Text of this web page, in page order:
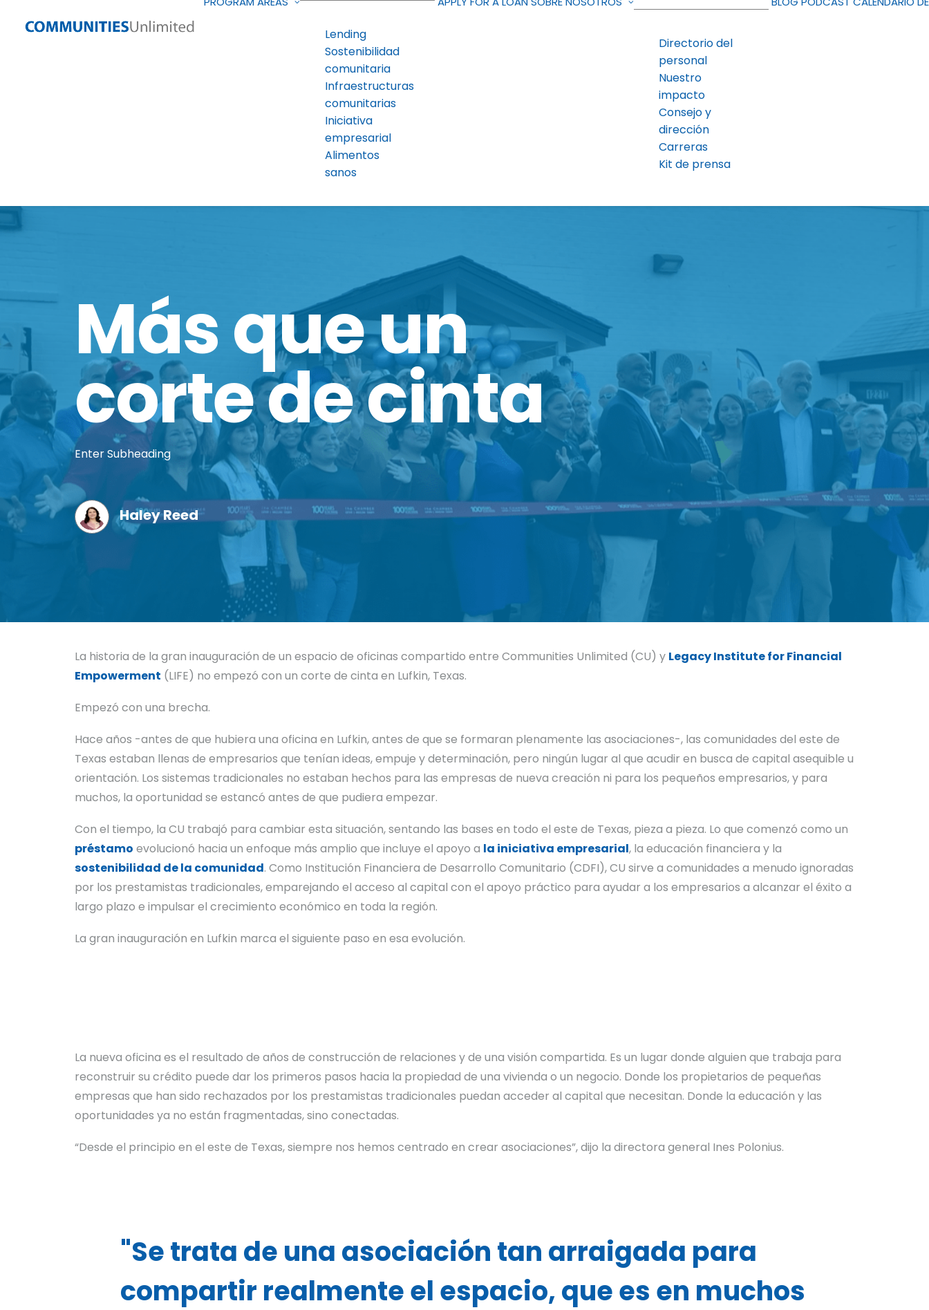
Lending
Sostenibilidad
comunitaria
Infraestructuras
comunitarias
Iniciativa
empresarial
Alimentos
sanos
Directorio del
personal
Nuestro
impacto
Consejo y
dirección
Carreras
Kit de prensa
Más que un
corte de cinta
Enter Subheading
Haley Reed
La historia de la gran inauguración de un espacio de oficinas compartido entre Communities Unlimited (CU) y Legacy Institute for Financial
Empowerment (LIFE) no empezó con un corte de cinta en Lufkin, Texas.
Empezó con una brecha.
Hace años -antes de que hubiera una oficina en Lufkin, antes de que se formaran plenamente las asociaciones-, las comunidades del este de
Texas estaban llenas de empresarios que tenían ideas, empuje y determinación, pero ningún lugar al que acudir en busca de capital asequible u
orientación. Los sistemas tradicionales no estaban hechos para las empresas de nueva creación ni para los pequeños empresarios, y para
muchos, la oportunidad se estancó antes de que pudiera empezar.
Con el tiempo, la CU trabajó para cambiar esta situación, sentando las bases en todo el este de Texas, pieza a pieza. Lo que comenzó como un
préstamo evolucionó hacia un enfoque más amplio que incluye el apoyo a la iniciativa empresarial, la educación financiera y la
sostenibilidad de la comunidad. Como Institución Financiera de Desarrollo Comunitario (CDFI), CU sirve a comunidades a menudo ignoradas
por los prestamistas tradicionales, emparejando el acceso al capital con el apoyo práctico para ayudar a los empresarios a alcanzar el éxito a
largo plazo e impulsar el crecimiento económico en toda la región.
La gran inauguración en Lufkin marca el siguiente paso en esa evolución.
La nueva oficina es el resultado de años de construcción de relaciones y de una visión compartida. Es un lugar donde alguien que trabaja para
reconstruir su crédito puede dar los primeros pasos hacia la propiedad de una vivienda o un negocio. Donde los propietarios de pequeñas
empresas que han sido rechazados por los prestamistas tradicionales puedan acceder al capital que necesitan. Donde la educación y las
oportunidades ya no están fragmentadas, sino conectadas.
“Desde el principio en el este de Texas, siempre nos hemos centrado en crear asociaciones”, dijo la directora general Ines Polonius.
"Se trata de una asociación tan arraigada para
compartir realmente el espacio, que es en muchos